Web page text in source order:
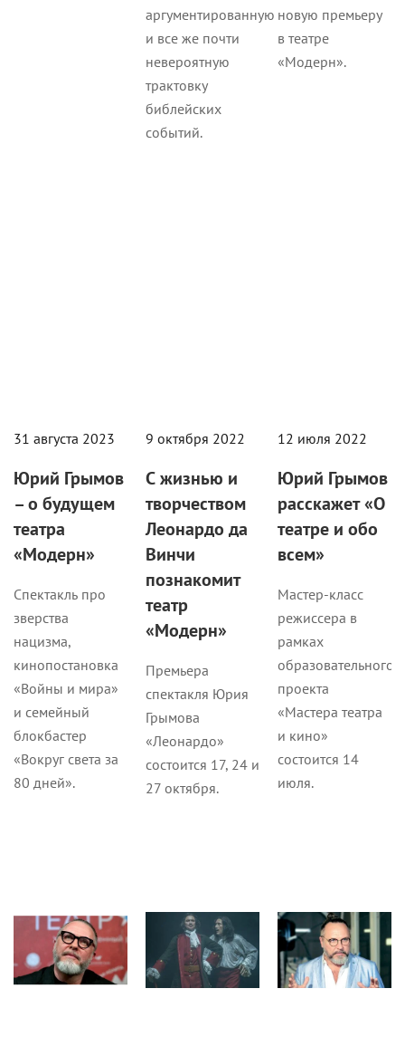
аргументированную
­и все же почти
невероятную
трактовку
библейских
событий.
новую премьеру
в театре
«Модерн».
31 августа 2023
Юрий Грымов
– о будущем
театра
«Модерн»
Спектакль про
зверства
нацизма,
кинопостановка
«Войны и мира»
и семейный
блокбастер
«Вокруг света за
80 дней».
9 октября 2022
С жизнью и
творчеством
Леонардо да
Винчи
познакомит
театр
«Модерн»
Премьера
спектакля Юрия
Грымова
«Леонардо»
состоится 17, 24 и
27 октября.
12 июля 2022
Юрий Грымов
расскажет «О
театре и обо
всем»
Мастер-класс
режиссера в
рамках
образовательного
проекта
«Мастера театра
и кино»
состоится 14
июля.